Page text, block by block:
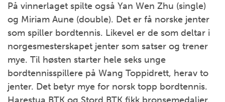
På vinnerlaget spilte også Yan Wen Zhu (single)
og Miriam Aune (double). Det er få norske jenter
som spiller bordtennis. Likevel er de som deltar i
norgesmesterskapet jenter som satser og trener
mye. Til høsten starter hele seks unge
bordtennisspillere på Wang Toppidrett, herav to
jenter. Det betyr mye for norsk topp bordtennis.